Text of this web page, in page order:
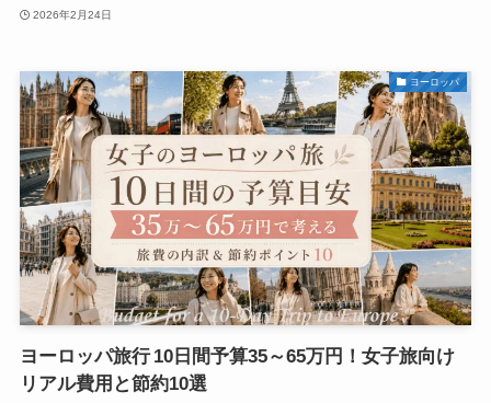
2026年2月24日
ヨーロッパ
ヨーロッパ旅行 10日間予算35～65万円！女子旅向け
リアル費用と節約10選